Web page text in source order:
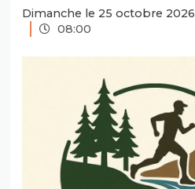
Dimanche le 25 octobre 2026
08:00